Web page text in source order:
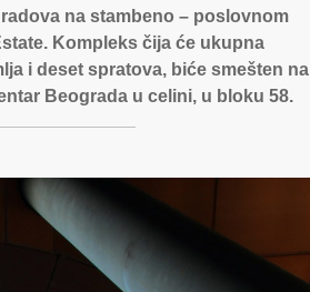
na stambeno – poslovnom
Kompleks čija će ukupna
i deset spratova, biće smešten na
Beograda u celini, u bloku 58.